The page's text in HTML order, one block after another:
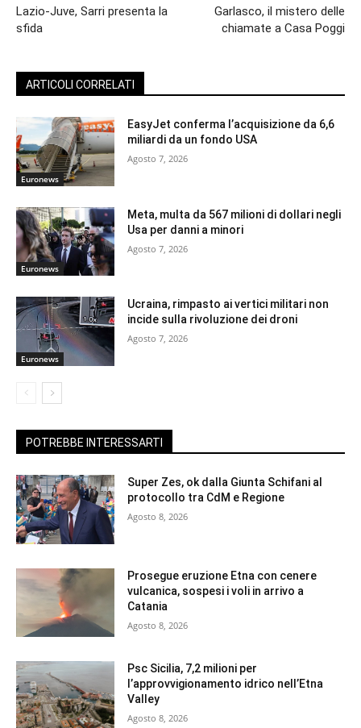
Lazio-Juve, Sarri presenta la
sfida
Garlasco, il mistero delle
chiamate a Casa Poggi
ARTICOLI CORRELATI
Euronews
EasyJet conferma l’acquisizione da 6,6
miliardi da un fondo USA
Agosto 7, 2026
Euronews
Meta, multa da 567 milioni di dollari negli
Usa per danni a minori
Agosto 7, 2026
Euronews
Ucraina, rimpasto ai vertici militari non
incide sulla rivoluzione dei droni
Agosto 7, 2026
POTREBBE INTERESSARTI
Super Zes, ok dalla Giunta Schifani al
protocollo tra CdM e Regione
Agosto 8, 2026
Prosegue eruzione Etna con cenere
vulcanica, sospesi i voli in arrivo a
Catania
Agosto 8, 2026
Psc Sicilia, 7,2 milioni per
l’approvvigionamento idrico nell’Etna
Valley
Agosto 8, 2026